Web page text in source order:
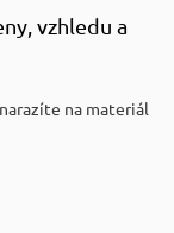
vzhledu a
na materiál